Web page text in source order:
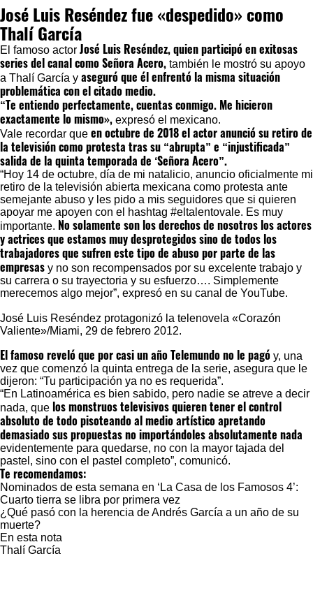
José Luis Reséndez fue «despedido» como
Thalí García
El famoso actor José Luis Reséndez, quien participó en exitosas
series del canal como Señora Acero, también le mostró su apoyo
a Thalí García y aseguró que él enfrentó la misma situación
problemática con el citado medio.
“Te entiendo perfectamente, cuentas conmigo. Me hicieron
exactamente lo mismo», expresó el mexicano.
Vale recordar que en octubre de 2018 el actor anunció su retiro de
la televisión como protesta tras su “abrupta” e “injustificada”
salida de la quinta temporada de ‘Señora Acero”.
“Hoy 14 de octubre, día de mi natalicio, anuncio oficialmente mi
retiro de la televisión abierta mexicana como protesta ante
semejante abuso y les pido a mis seguidores que si quieren
apoyar me apoyen con el hashtag #eltalentovale. Es muy
importante. No solamente son los derechos de nosotros los actores
y actrices que estamos muy desprotegidos sino de todos los
trabajadores que sufren este tipo de abuso por parte de las
empresas y no son recompensados por su excelente trabajo y
su carrera o su trayectoria y su esfuerzo…. Simplemente
merecemos algo mejor”, expresó en su canal de YouTube.
José Luis Reséndez protagonizó la telenovela «Corazón
Valiente»/Miami, 29 de febrero 2012.
El famoso reveló que por casi un año Telemundo no le pagó y, una
vez que comenzó la quinta entrega de la serie, asegura que le
dijeron: “Tu participación ya no es requerida”.
“En Latinoamérica es bien sabido, pero nadie se atreve a decir
nada, que los monstruos televisivos quieren tener el control
absoluto de todo pisoteando al medio artístico apretando
demasiado sus propuestas no importándoles absolutamente nada
evidentemente para quedarse, no con la mayor tajada del
pastel, sino con el pastel completo”, comunicó.
Te recomendamos:
Nominados de esta semana en ‘La Casa de los Famosos 4’:
Cuarto tierra se libra por primera vez
¿Qué pasó con la herencia de Andrés García a un año de su
muerte?
En esta nota
Thalí García